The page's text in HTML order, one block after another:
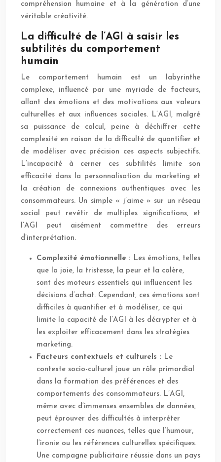
compréhension humaine et à la génération d’une
véritable créativité.
La difficulté de l’AGI à saisir les
subtilités du comportement
humain
Le comportement humain est un labyrinthe
complexe, influencé par une myriade de facteurs,
allant des émotions et des motivations aux valeurs
culturelles et aux influences sociales. L’AGI, malgré
sa puissance de calcul, peine à déchiffrer cette
complexité en raison de la difficulté de quantifier et
de modéliser avec précision ces aspects subjectifs.
L’incapacité à cerner ces subtilités limite son
efficacité dans la personnalisation du marketing et
la création de connexions authentiques avec les
consommateurs. Un simple « j’aime » sur un réseau
social peut revêtir de multiples significations, et
l’AGI peut aisément commettre des erreurs
d’interprétation.
Complexité émotionnelle : Les émotions, telles
que la joie, la tristesse, la peur et la colère,
sont des moteurs essentiels qui influencent les
décisions d’achat. Cependant, ces émotions sont
difficiles à quantifier et à modéliser, ce qui
limite la capacité de l’AGI à les décrypter et à
les exploiter efficacement dans les stratégies
marketing.
Facteurs contextuels et culturels : Le
contexte socio-culturel joue un rôle primordial
dans la formation des préférences et des
comportements des consommateurs. L’AGI,
même avec d’immenses ensembles de données,
peut éprouver des difficultés à interpréter
correctement ces nuances, telles que l’humour,
l’ironie ou les références culturelles spécifiques.
Une campagne publicitaire réussie dans un pays